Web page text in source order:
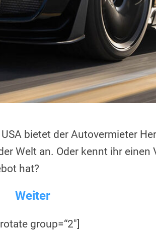
bietet der Autovermieter
Welt an. Oder kennt ihr einen
hat?
Weiter
group=“2″]